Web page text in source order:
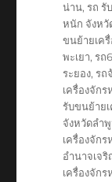
น่าน,รถ รั
หนัก จังหวั
ขนย้ายเค
พะเยา,รถ
ระยอง,รถ
เครื่องจัก
รับขนย้าย
จังหวัดลำ
เครื่องจัก
อำนาจเจ
เครื่องจัก